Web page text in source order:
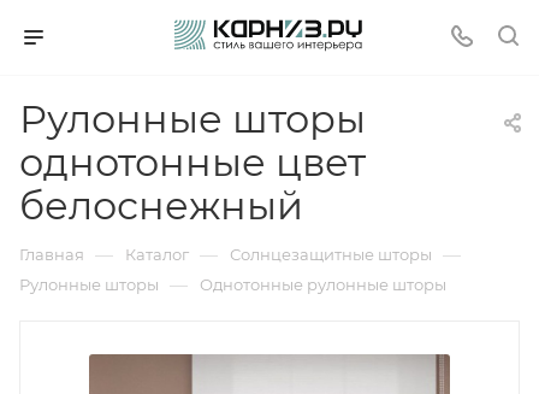
Рулонные шторы
однотонные цвет
белоснежный
Главная — Каталог — Солнцезащитные шторы —
Рулонные шторы — Однотонные рулонные шторы